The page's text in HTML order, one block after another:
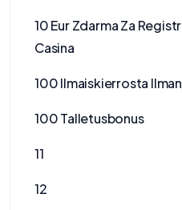
10 Eur Zdarma Za
Casina
100 Ilmaiskierrosta
100 Talletusbonus
11
12